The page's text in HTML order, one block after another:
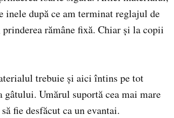
inele după ce am terminat reglajul de
rămâne fixă. Chiar și la copii
trebuie și aici întins pe tot
Umărul suportă cea mai mare
fie desfăcut ca un evantai.